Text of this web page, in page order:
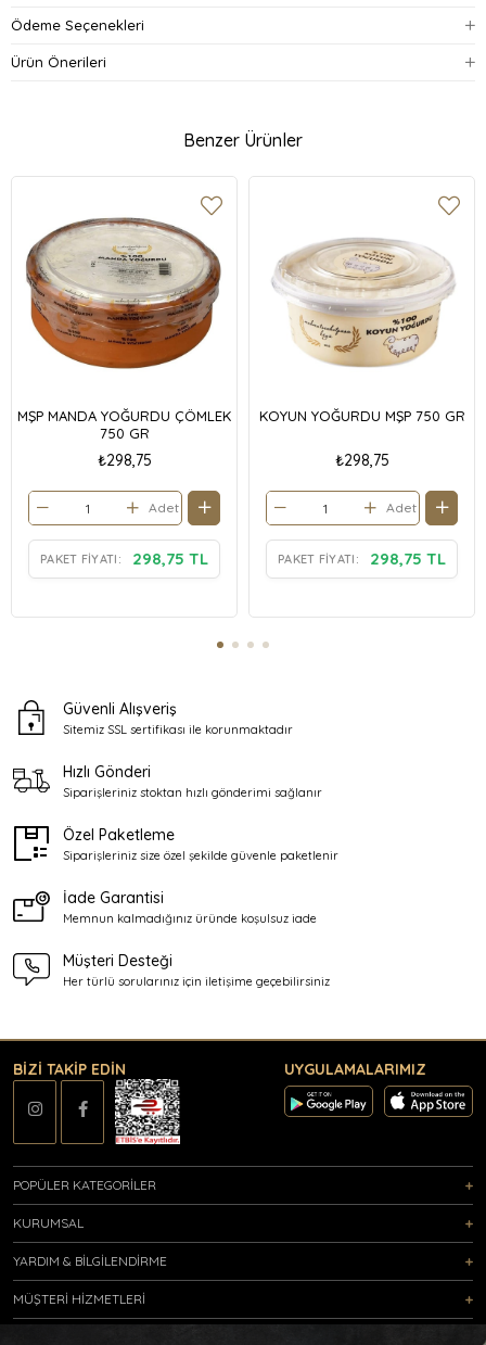
Katkı maddesi içermez.
Geleneksel kavanoz ambalajında sunulmuştur.
Ödeme Seçenekleri
Ürün Önerileri
Benzer Ürünler
MŞP MANDA YOĞURDU ÇÖMLEK
750 GR
₺298,75
Adet
PAKET FIYATI: 298,75 TL
KOYUN YOĞURDU MŞP 750 GR
₺298,75
Adet
PAKET FIYATI: 298,75 TL
Güvenli Alışveriş
Sitemiz SSL sertifikası ile korunmaktadır
Hızlı Gönderi
Siparişleriniz stoktan hızlı gönderimi sağlanır
Özel Paketleme
Siparişleriniz size özel şekilde güvenle paketlenir
İade Garantisi
Memnun kalmadığınız üründe koşulsuz iade
Müşteri Desteği
Her türlü sorularınız için iletişime geçebilirsiniz
BİZİ TAKİP EDİN UYGULAMALARIMIZ
POPÜLER KATEGORİLER
KURUMSAL
YARDIM & BİLGİLENDİRME
MÜŞTERİ HİZMETLERİ